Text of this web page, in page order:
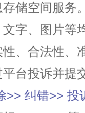
储空间服务
字、图片等
、合法性、
台投诉并提
>> 纠错>> 投